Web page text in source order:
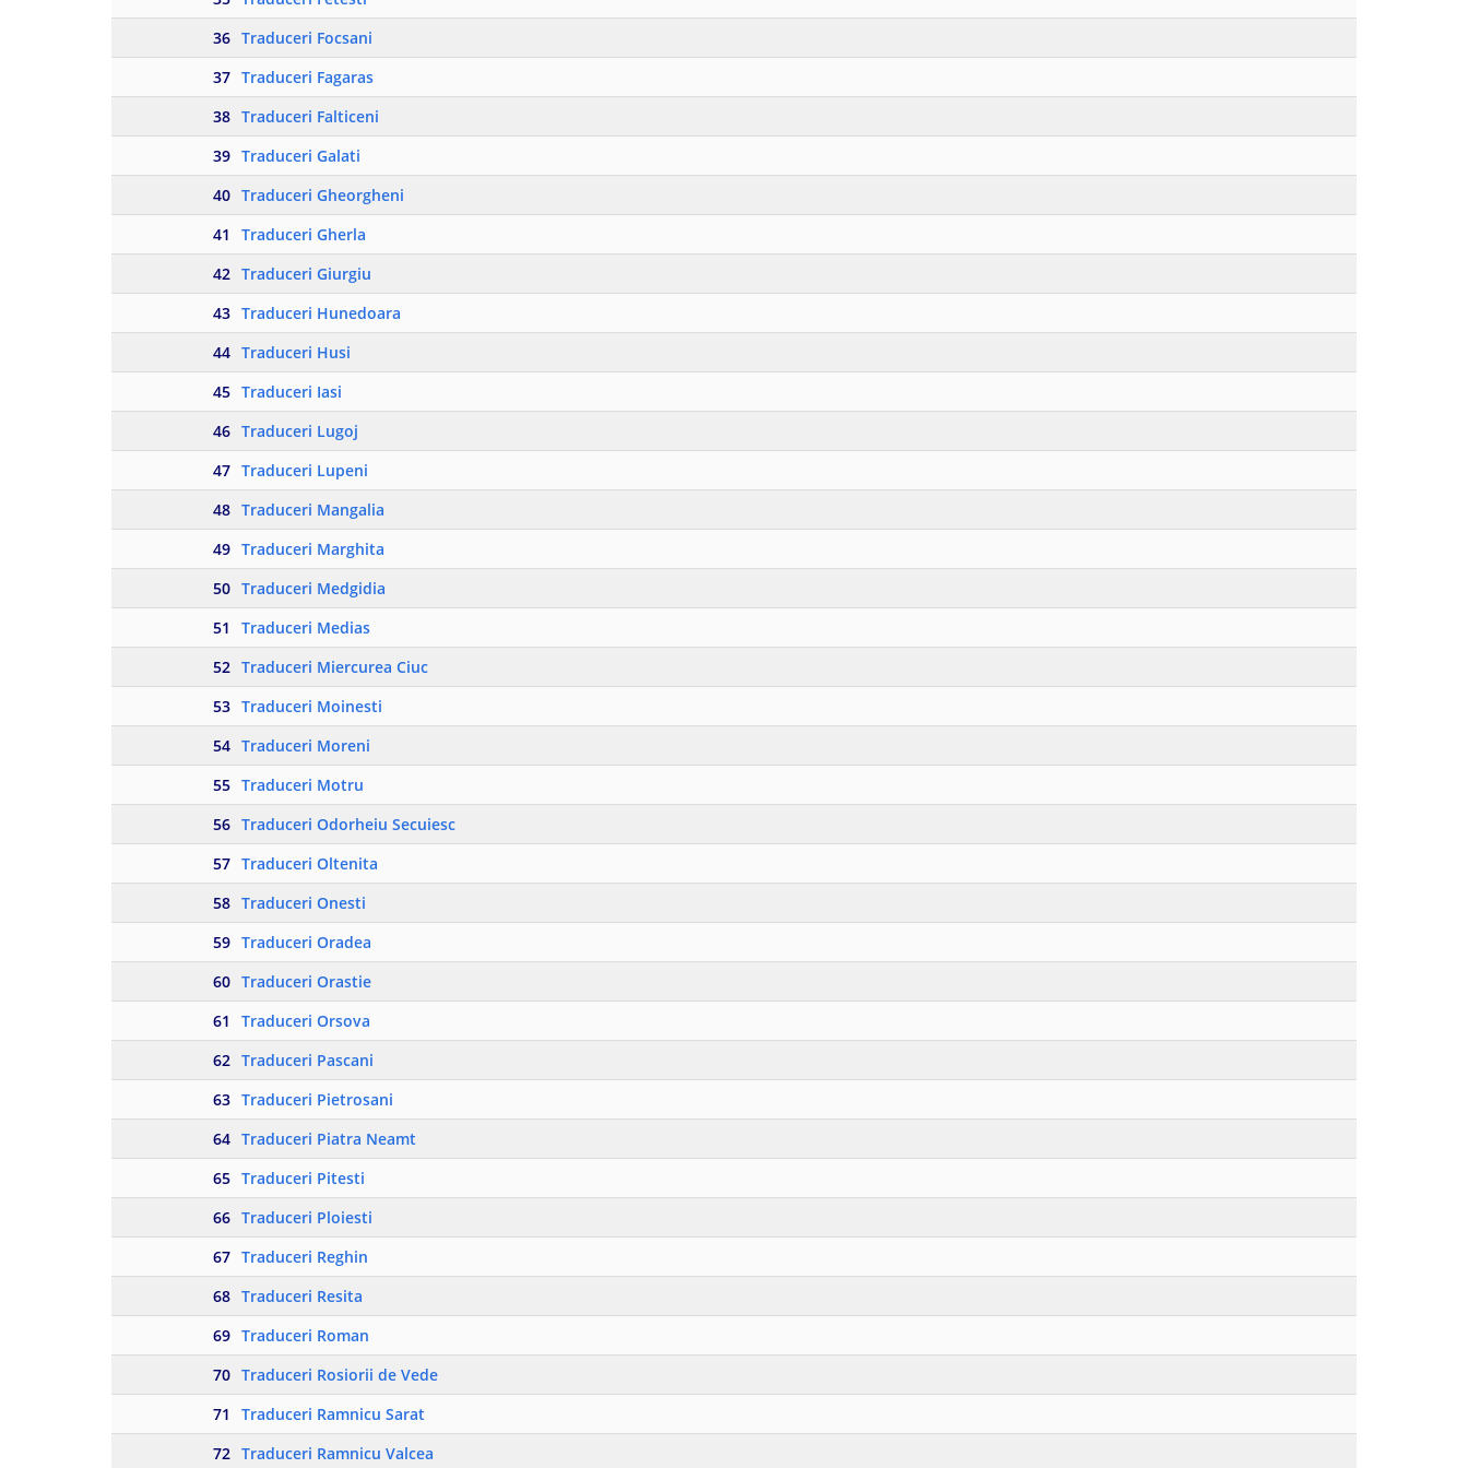
36 Traduceri Focsani
37 Traduceri Fagaras
38 Traduceri Falticeni
39 Traduceri Galati
40 Traduceri Gheorgheni
41
Traduceri Gherla
42 Traduceri Giurgiu
43 Traduceri Hunedoara
44 Traduceri Husi
45 Traduceri Iasi
46 Traduceri Lugoj
47 Traduceri Lupeni
48 Traduceri Mangalia
49 Traduceri Marghita
50 Traduceri Medgidia
51
Traduceri Medias
52 Traduceri Miercurea Ciuc
53 Traduceri Moinesti
54 Traduceri Moreni
55 Traduceri Motru
56 Traduceri Odorheiu Secuiesc
57 Traduceri Oltenita
58 Traduceri Onesti
59 Traduceri Oradea
60 Traduceri Orastie
61
Traduceri Orsova
62 Traduceri Pascani
63 Traduceri Pietrosani
64 Traduceri Piatra Neamt
65 Traduceri Pitesti
66 Traduceri Ploiesti
67 Traduceri Reghin
68 Traduceri Resita
69 Traduceri Roman
70 Traduceri Rosiorii de Vede
71
Traduceri Ramnicu Sarat
72 Traduceri Ramnicu Valcea